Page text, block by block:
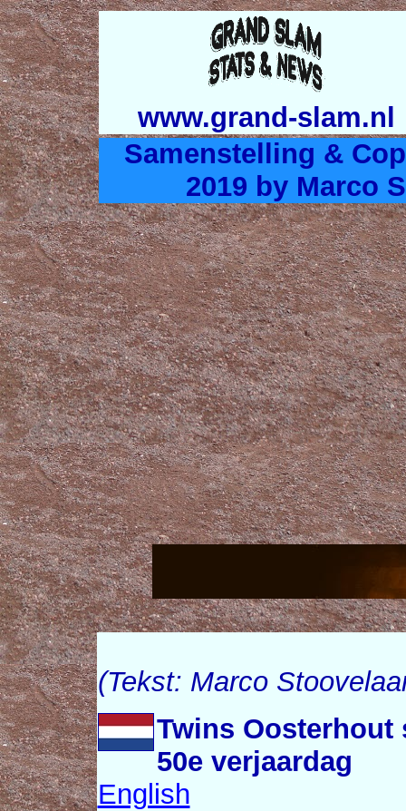
www.grand-slam.nl
Samenstelling &
2019 by Marco
(Tekst: Marco
Twins
50e verjaardag
English